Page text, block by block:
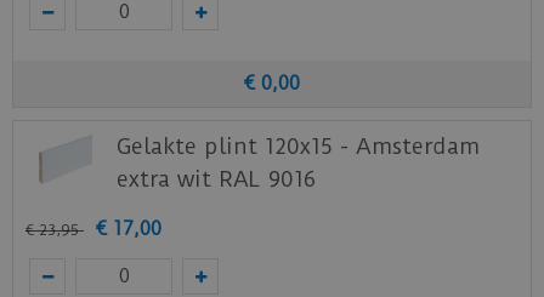
€ 0,00
Gelakte plint 120x15 - Amsterdam
extra wit RAL 9016
€ 23,95 € 17,00